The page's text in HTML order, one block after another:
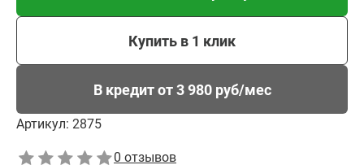
Купить в 1 клик
В кредит от 3 980 руб/мес
Артикул: 2875
0 отзывов